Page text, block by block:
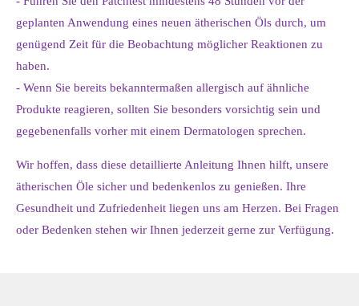
geplanten Anwendung eines neuen ätherischen Öls durch, um
genügend Zeit für die Beobachtung möglicher Reaktionen zu
haben.
- Wenn Sie bereits bekanntermaßen allergisch auf ähnliche
Produkte reagieren, sollten Sie besonders vorsichtig sein und
gegebenenfalls vorher mit einem Dermatologen sprechen.
Wir hoffen, dass diese detaillierte Anleitung Ihnen hilft, unsere
ätherischen Öle sicher und bedenkenlos zu genießen. Ihre
Gesundheit und Zufriedenheit liegen uns am Herzen. Bei Fragen
oder Bedenken stehen wir Ihnen jederzeit gerne zur Verfügung.